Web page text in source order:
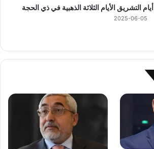
أيام التشريق الأيام الثلاثة الذهبية في ذي الحجة
2025-06-05